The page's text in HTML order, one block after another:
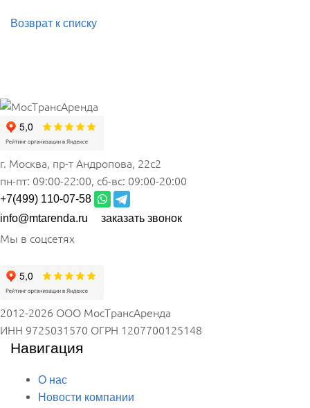
Возврат к списку
г. Москва, пр-т Андропова, 22с2
пн-пт: 09:00-22:00, сб-вс: 09:00-20:00
+7(499) 110-07-58
info@mtarenda.ru
заказать звонок
Мы в соцсетях
2012-2026 ООО МосТрансАренда
ИНН 9725031570 ОГРН 1207700125148
Навигация
О нас
Новости компании